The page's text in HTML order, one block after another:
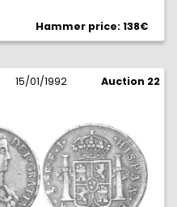
con técnica
MBC.
Hammer price: 138€
15/01/1992 Auction 22